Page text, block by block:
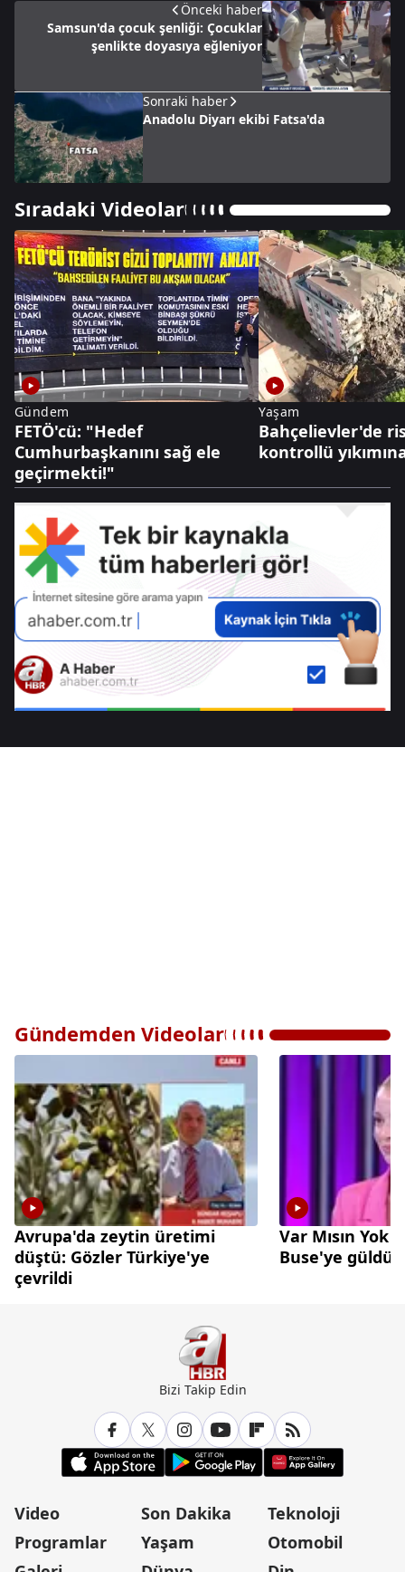
Önceki haber
Samsun'da çocuk şenliği: Çocuklar
şenlikte doyasıya eğleniyor
Sonraki haber
Anadolu Diyarı ekibi Fatsa'da
Sıradaki Videolar
Gündem
FETÖ'cü: "Hedef
Cumhurbaşkanını sağ ele
geçirmekti!"
Yaşam
Bahçelievler'de
kontrollü
Gündemden Videolar
Avrupa'da zeytin üretimi
düştü: Gözler Türkiye'ye
çevrildi
Var Mısın Yok
Buse'ye güldü
Bizi Takip Edin
Video
Programlar
Son Dakika
Yaşam
Teknoloji
Otomobil